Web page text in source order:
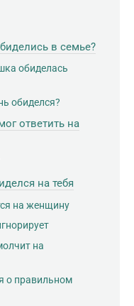
в семье?
обиделась
обиделся?
ответить на
на тебя
на женщину
на
о правильном